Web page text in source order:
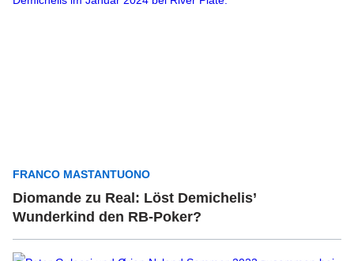
FRANCO MASTANTUONO
Diomande zu Real: Löst Demichelis’
Wunderkind den RB-Poker?